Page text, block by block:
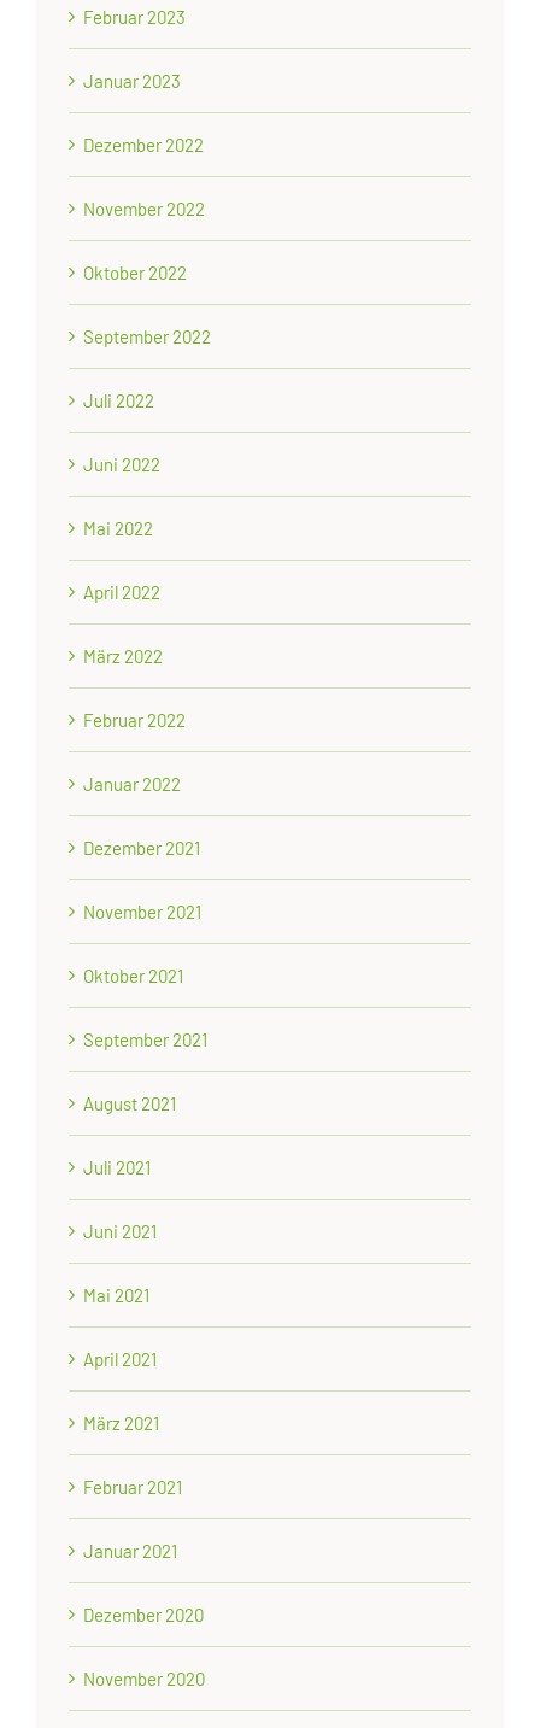
Februar 2023
Januar 2023
Dezember 2022
November 2022
Oktober 2022
September 2022
Juli 2022
Juni 2022
Mai 2022
April 2022
März 2022
Februar 2022
Januar 2022
Dezember 2021
November 2021
Oktober 2021
September 2021
August 2021
Juli 2021
Juni 2021
Mai 2021
April 2021
März 2021
Februar 2021
Januar 2021
Dezember 2020
November 2020